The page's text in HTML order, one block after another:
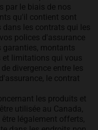
par le biais de nos
qu'il contient sont
les contrats qui les
polices d'assurance
garanties, montants
et limitations qui vous
divergence entre les
le contrat
les produits et
utilisée au Canada,
légalement offerts,